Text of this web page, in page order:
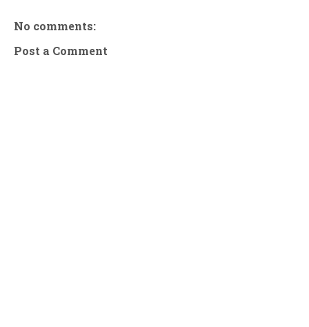
No comments:
Post a Comment